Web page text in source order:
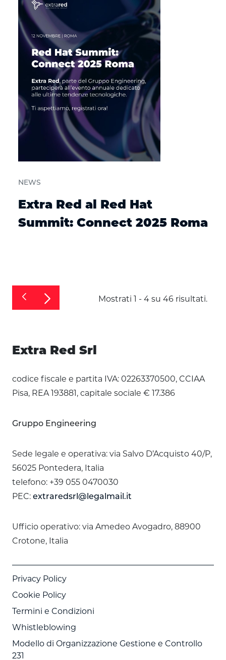
NEWS
Extra Red al Red Hat
Summit: Connect 2025 Roma
Mostrati 1 - 4 su 46 risultati.
Extra Red Srl
codice fiscale e partita IVA: 02263370500, CCIAA
Pisa, REA 193881, capitale sociale € 17.386
Gruppo Engineering
Sede legale e operativa: via Salvo D’Acquisto 40/P,
56025 Pontedera, Italia
telefono: +39 055 0470030
PEC: extraredsrl@legalmail.it
Ufficio operativo: via Amedeo Avogadro, 88900
Crotone, Italia
Privacy Policy
Cookie Policy
Termini e Condizioni
Whistleblowing
Modello di Organizzazione Gestione e Controllo
231